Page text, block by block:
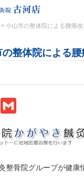
>小山市の整体院による腰痛改
の整体院による
Line
整骨院グループが健康